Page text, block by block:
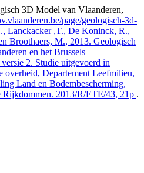
3D Model van Vlaanderen,
page/geologisch-3d-
Lanckacker ,T., De Koninck, R.,
Broothaers, M., 2013. Geologisch
en het Brussels
2. Studie uitgevoerd in
overheid, Departement Leefmilieu,
Land en Bodembescherming,
2013/R/ETE/43, 21p .